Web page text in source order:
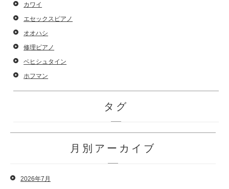
カワイ
エセックスピアノ
オオハシ
修理ピアノ
ベヒシュタイン
ホフマン
タグ
月別アーカイブ
2026年7月